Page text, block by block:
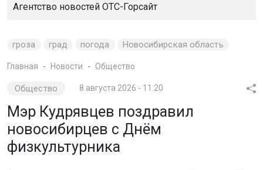
Агентство новостей ОТС-Горсайт
гроза град погода Новосибирская область
Главная Новости Общество
Общество 8 августа 2026 - 11:20
Мэр Кудрявцев поздравил
новосибирцев с Днём
физкультурника